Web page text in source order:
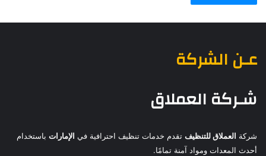
عـن الشركة
شـركة العملاق
شركة العملاق للتنظيف تقدم خدمات تنظيف احترافية في الإمارات باستخدام
أحدث المعدات ومواد آمنة تمامًا.